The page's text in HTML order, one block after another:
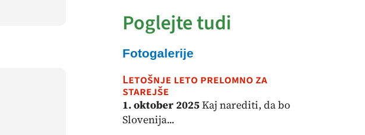
Poglejte tudi
Fotogalerije
Letošnje leto prelomno za
starejše
1. oktober 2025Kaj narediti, da bo
Slovenija...